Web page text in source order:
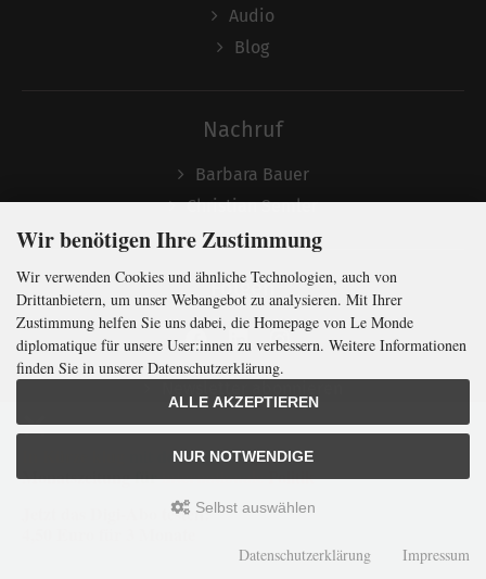
mit der weltweitgrößten
MonatszeitungfürinternationalePolitik
Jetzt das Digi-Abo testen:
Audio
Blog
Nachruf
Barbara Bauer
Christian Semler
Folgen
LMd © 2026 | Template © 2009-2026 bymodified eCommerce Shopsoftware
Wir benötigen Ihre Zustimmung
Wir verwenden Cookies und ähnliche Technologien, auch von
Drittanbietern, um unser Webangebot zu analysieren. Mit Ihrer
Zustimmung helfen Sie uns dabei, die Homepage von Le Monde
diplomatique für unsere User:innen zu verbessern. Weitere Informationen
finden Sie in unserer Datenschutzerklärung.
ALLE AKZEPTIEREN
NUR NOTWENDIGE
Selbst auswählen
Datenschutzerklärung Impressum